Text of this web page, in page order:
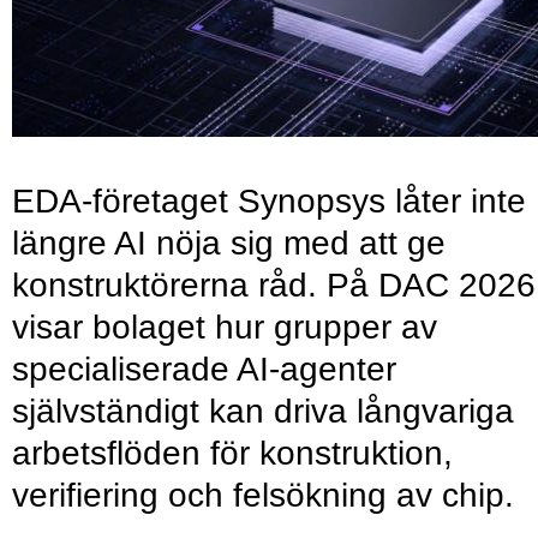
EDA-företaget Synopsys låter inte
längre AI nöja sig med att ge
konstruktörerna råd. På DAC 2026
visar bolaget hur grupper av
specialiserade AI-agenter
självständigt kan driva långvariga
arbetsflöden för konstruktion,
verifiering och felsökning av chip.